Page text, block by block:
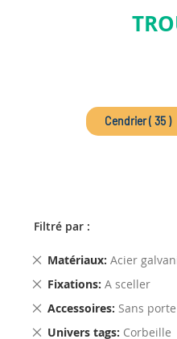
Cendrier ( 35 )
Filtré par :
Matériaux Acier
Remove
Item
Fixations A sceller
Remove
Item
Accessoires Sans porte
Remove
Univers tags Corbeille
Remove